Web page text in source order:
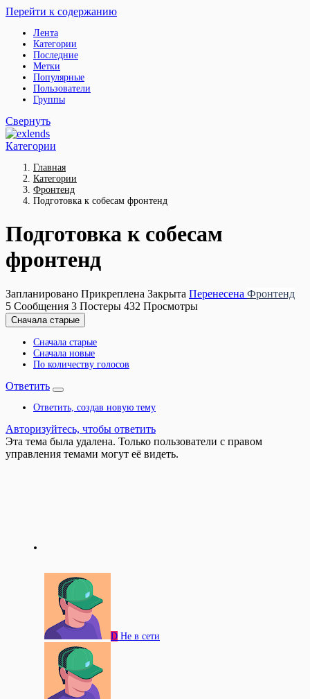
Перейти к содержанию
Лента
Категории
Последние
Метки
Популярные
Пользователи
Группы
Свернуть
Категории
Главная
Категории
Фронтенд
Подготовка к собесам фронтенд
Подготовка к собесам
фронтенд
Запланировано Прикреплена Закрыта Перенесена Фронтенд
5 Сообщения 3 Постеры 432 Просмотры
Сначала старые
Сначала старые
Сначала новые
По количеству голосов
Ответить
Ответить, создав новую тему
Авторизуйтесь, чтобы ответить
Эта тема была удалена. Только пользователи с правом
управления темами могут её видеть.
D Не в сети